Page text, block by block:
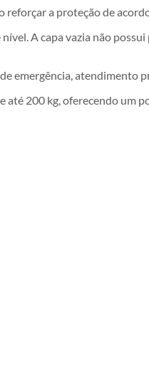
a proteção de
A capa vazia não
emergência, atendimento
até 200 kg, oferecendo um